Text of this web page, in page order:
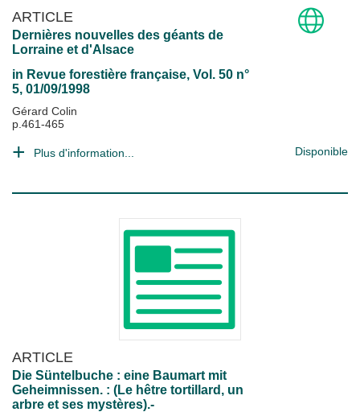
ARTICLE
Dernières nouvelles des géants de
Lorraine et d'Alsace
in Revue forestière française, Vol. 50 n°
5, 01/09/1998
Gérard Colin
p.461-465
Plus d'information... Disponible
ARTICLE
Die Süntelbuche : eine Baumart mit
Geheimnissen. : (Le hêtre tortillard, un
arbre et ses mystères).-